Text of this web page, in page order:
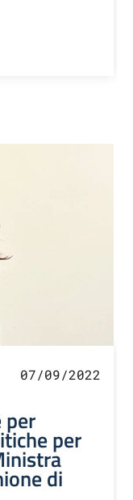
07/09/2022
per
per
di